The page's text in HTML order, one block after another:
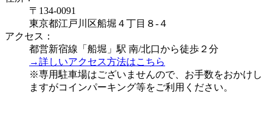
〒134-0091
東京都江戸川区船堀４丁目８-４
アクセス：
都営新宿線「船堀」駅 南/北口から徒歩２分
→詳しいアクセス方法はこちら
※専用駐車場はございませんので、お手数をおかけし
ますがコインパーキング等をご利用ください。